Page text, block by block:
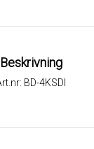
Beskrivning
BD-4KSDI